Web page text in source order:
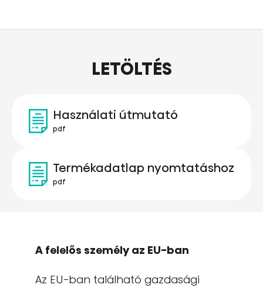
LETÖLTÉS
Használati útmutató
pdf
Termékadatlap nyomtatáshoz
pdf
A felelős személy az EU-ban
Az EU-ban található gazdasági